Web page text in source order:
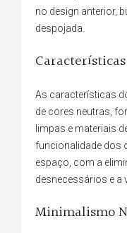
no design anterior,
despojada.
As características
de cores neutras,
limpas e materiais
funcionalidade dos
espaço, com a
desnecessários e a
Minimalismo